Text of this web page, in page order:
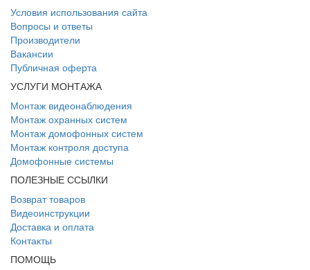
Условия использования сайта
Вопросы и ответы
Производители
Вакансии
Публичная оферта
УСЛУГИ МОНТАЖА
Монтаж видеонаблюдения
Монтаж охранных систем
Монтаж домофонных систем
Монтаж контроля доступа
Домофонные системы
ПОЛЕЗНЫЕ ССЫЛКИ
Возврат товаров
Видеоинструкции
Доставка и оплата
Контакты
ПОМОЩЬ